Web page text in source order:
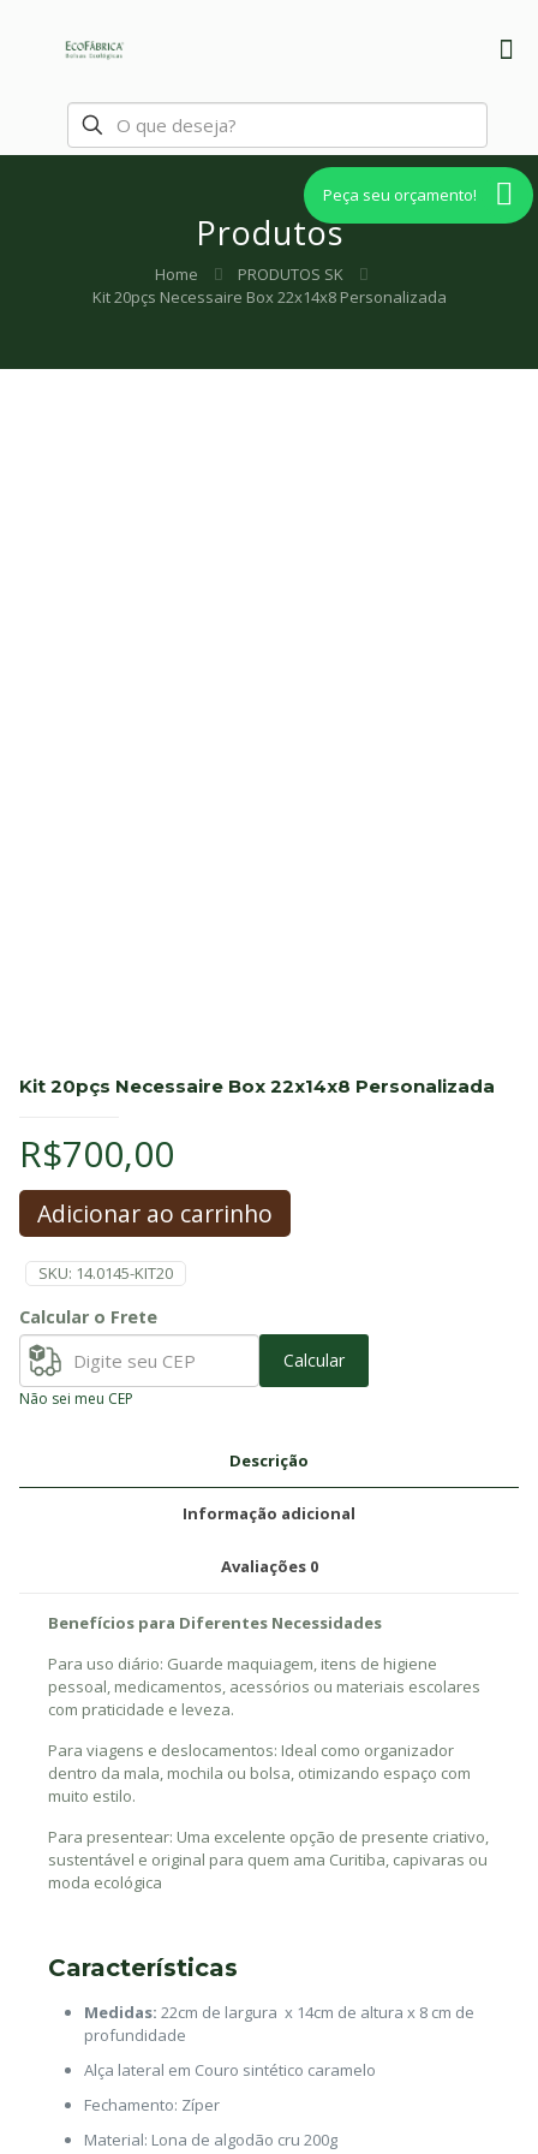
Produtos
Peça seu orçamento!
Home
PRODUTOS SK
Kit 20pçs Necessaire Box 22x14x8 Personalizada
Kit 20pçs Necessaire Box 22x14x8 Personalizada
R$700,00
Adicionar ao carrinho
SKU: 14.0145-KIT20
Calcular o Frete
Calcular
Não sei meu CEP
Descrição
Informação adicional
Avaliações 0
Benefícios para Diferentes Necessidades
Para uso diário: Guarde maquiagem, itens de higiene
pessoal, medicamentos, acessórios ou materiais escolares
com praticidade e leveza.
Para viagens e deslocamentos: Ideal como organizador
dentro da mala, mochila ou bolsa, otimizando espaço com
muito estilo.
Para presentear: Uma excelente opção de presente criativo,
sustentável e original para quem ama Curitiba, capivaras ou
moda ecológica
Características
Medidas: 22cm de largura x 14cm de altura x 8 cm de
profundidade
Alça lateral em Couro sintético caramelo
Fechamento: Zíper
Material: Lona de algodão cru 200g